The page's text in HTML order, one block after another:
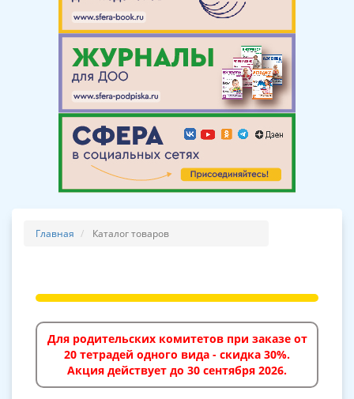
Главная Каталог товаров
Для родительских комитетов при заказе от
20 тетрадей одного вида - скидка 30%.
Акция действует до 30 сентября 2026.